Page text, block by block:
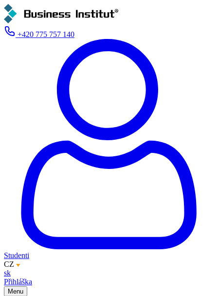
+420 775 757 140
Studenti
CZ
sk
Přihláška
Menu